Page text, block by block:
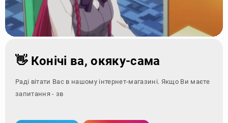
👋 Конічі ва, окяку-сама
Раді вітати Вас в нашому інтернет-магазині. Якщо Ви маєте
запитання - зверніться за кон